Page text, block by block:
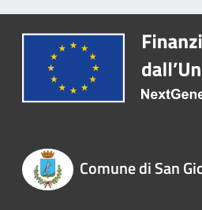
Comune di San